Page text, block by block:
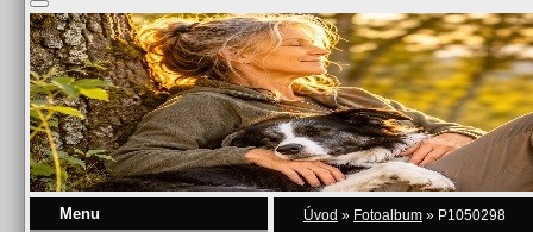
Úvod » Fotoalbum » P1050298
Menu